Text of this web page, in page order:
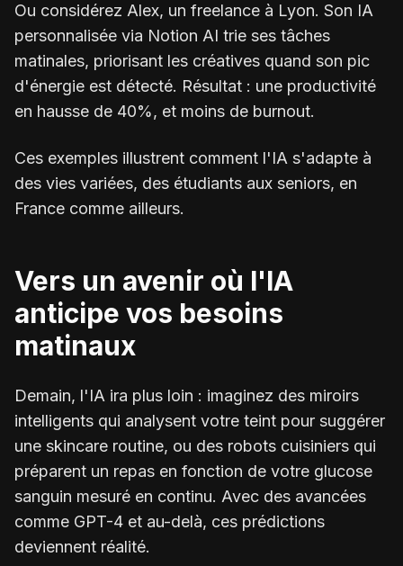
Ou considérez Alex, un freelance à Lyon. Son IA
personnalisée via Notion AI trie ses tâches
matinales, priorisant les créatives quand son pic
d'énergie est détecté. Résultat : une productivité
en hausse de 40%, et moins de burnout.
Ces exemples illustrent comment l'IA s'adapte à
des vies variées, des étudiants aux seniors, en
France comme ailleurs.
Vers un avenir où l'IA
anticipe vos besoins
matinaux
Demain, l'IA ira plus loin : imaginez des miroirs
intelligents qui analysent votre teint pour suggérer
une skincare routine, ou des robots cuisiniers qui
préparent un repas en fonction de votre glucose
sanguin mesuré en continu. Avec des avancées
comme GPT-4 et au-delà, ces prédictions
deviennent réalité.